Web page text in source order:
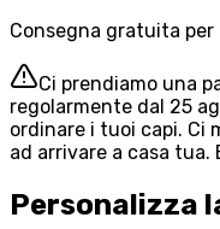
Consegna gratuita per
Ci prendiamo una
regolarmente dal 25
ordinare i tuoi capi. Ci
ad arrivare a casa tua.
Personalizza